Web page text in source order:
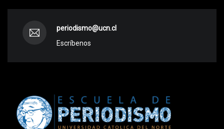
periodismo@ucn.cl
Escríbenos